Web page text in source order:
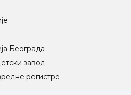
Београда
завод
регистре